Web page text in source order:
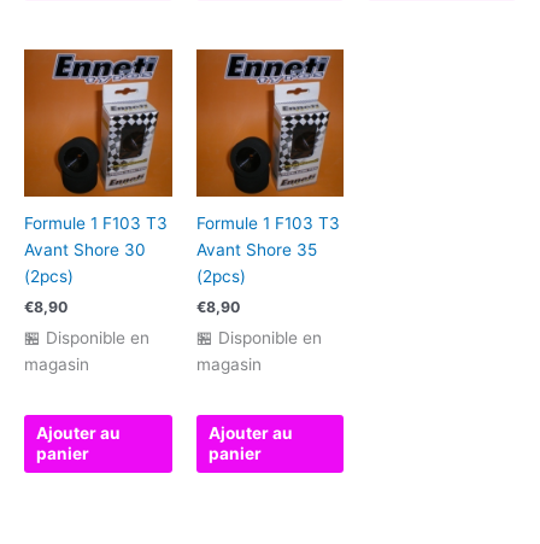
Formule 1 F103 T3
Avant Shore 30
(2pcs)
€8,90
🏪 Disponible en
magasin
Ajouter au
panier
Formule 1 F103 T3
Avant Shore 35
(2pcs)
€8,90
🏪 Disponible en
magasin
Ajouter au
panier